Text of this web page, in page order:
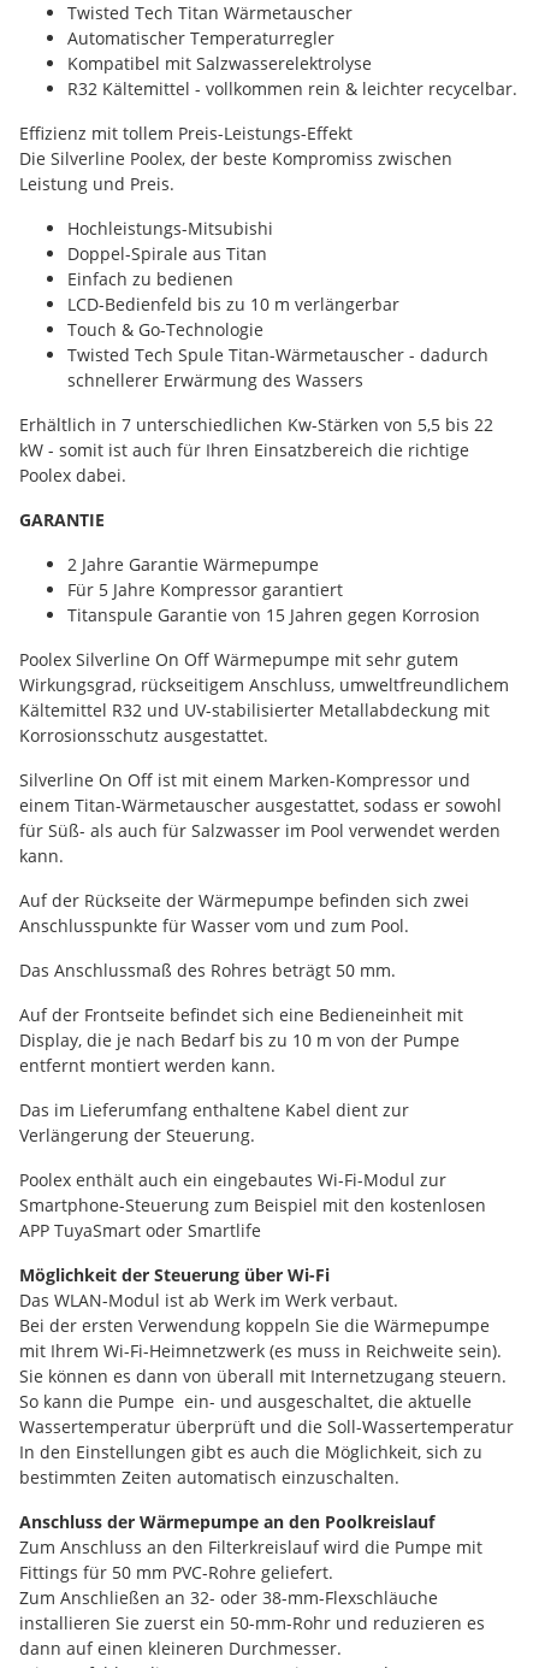
Twisted Tech Titan Wärmetauscher
Automatischer Temperaturregler
Kompatibel mit Salzwasserelektrolyse
R32 Kältemittel - vollkommen rein & leichter recycelbar.
Effizienz mit tollem Preis-Leistungs-Effekt
Die Silverline Poolex, der beste Kompromiss zwischen
Leistung und Preis.
Hochleistungs-Mitsubishi
Doppel-Spirale aus Titan
Einfach zu bedienen
LCD-Bedienfeld bis zu 10 m verlängerbar
Touch & Go-Technologie
Twisted Tech Spule Titan-Wärmetauscher - dadurch
schnellerer Erwärmung des Wassers
Erhältlich in 7 unterschiedlichen Kw-Stärken von 5,5 bis 22
kW - somit ist auch für Ihren Einsatzbereich die richtige
Poolex dabei.
GARANTIE
2 Jahre Garantie Wärmepumpe
Für 5 Jahre Kompressor garantiert
Titanspule Garantie von 15 Jahren gegen Korrosion
Poolex Silverline On Off Wärmepumpe mit sehr gutem
Wirkungsgrad, rückseitigem Anschluss, umweltfreundlichem
Kältemittel R32 und UV-stabilisierter Metallabdeckung mit
Korrosionsschutz ausgestattet.
Silverline On Off ist mit einem Marken-Kompressor und
einem Titan-Wärmetauscher ausgestattet, sodass er sowohl
für Süß- als auch für Salzwasser im Pool verwendet werden
kann.
Auf der Rückseite der Wärmepumpe befinden sich zwei
Anschlusspunkte für Wasser vom und zum Pool.
Das Anschlussmaß des Rohres beträgt 50 mm.
Auf der Frontseite befindet sich eine Bedieneinheit mit
Display, die je nach Bedarf bis zu 10 m von der Pumpe
entfernt montiert werden kann.
Das im Lieferumfang enthaltene Kabel dient zur
Verlängerung der Steuerung.
Poolex enthält auch ein eingebautes Wi-Fi-Modul zur
Smartphone-Steuerung zum Beispiel mit den kostenlosen
APP TuyaSmart oder Smartlife
Möglichkeit der Steuerung über Wi-Fi
Das WLAN-Modul ist ab Werk im Werk verbaut.
Bei der ersten Verwendung koppeln Sie die Wärmepumpe
mit Ihrem Wi-Fi-Heimnetzwerk (es muss in Reichweite sein).
Sie können es dann von überall mit Internetzugang steuern.
So kann die Pumpe ein- und ausgeschaltet, die aktuelle
Wassertemperatur überprüft und die Soll-Wassertemperatur
In den Einstellungen gibt es auch die Möglichkeit, sich zu
bestimmten Zeiten automatisch einzuschalten.
Anschluss der Wärmepumpe an den Poolkreislauf
Zum Anschluss an den Filterkreislauf wird die Pumpe mit
Fittings für 50 mm PVC-Rohre geliefert.
Zum Anschließen an 32- oder 38-mm-Flexschläuche
installieren Sie zuerst ein 50-mm-Rohr und reduzieren es
dann auf einen kleineren Durchmesser.